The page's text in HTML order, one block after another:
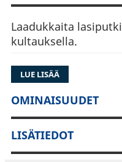
Laadukkaita
kultauksella.
LUE LISÄÄ
OMINAISUUDET
LISÄTIEDOT